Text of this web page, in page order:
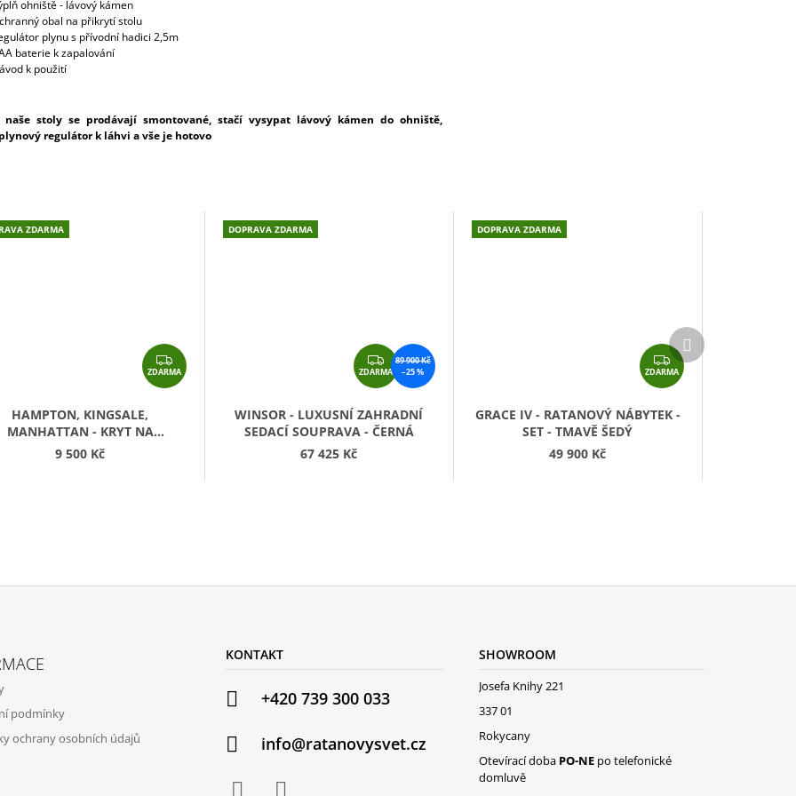
ohniště - lávový kámen
obal na přikrytí stolu
plynu s přívodní hadici 2,5m
baterie k zapalování
k použití
naše stoly se prodávají smontované, stačí vysypat lávový kámen do ohniště,
regulátor k láhvi a vše je hotovo
Z
D
A
ZDARMA
ZDARMA
HAMPTON, KINGSALE,
MANHATTAN - KRYT NA
PLYNOVOU LÁHEV
9 500 Kč
Z
D
A
R
M
A
ZDARMA
89 900 Kč
–25 %
DOPRAVA ZDARMA
WINSOR - LUXUSNÍ ZAHRADNÍ
SEDACÍ SOUPRAVA - ČERNÁ
67 425 Kč
Z
D
A
R
M
ZDARMA
DOPRAVA ZDARMA
GRACE IV - RATANOVÝ NÁBYTEK -
SET - TMAVĚ ŠEDÝ
49 900 Kč
Další
produkt
podmínky
ochrany osobních údajů
KONTAKT
+420 739 300 033
info@ratanovysvet.cz
SHOWROOM
Josefa Knihy 221
337 01
Rokycany
Otevírací doba PO-NEpo telefonické
domluvě